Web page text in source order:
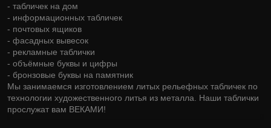
- табличек на дом
- информационных табличек
- почтовых ящиков
- фасадных вывесок
- рекламные таблички
- объёмные буквы и цифры
- бронзовые буквы на памятник
Мы занимаемся изготовлением литых рельефных табличек по
технологии художественного литья из металла. Наши таблички
прослужат вам ВЕКАМИ!